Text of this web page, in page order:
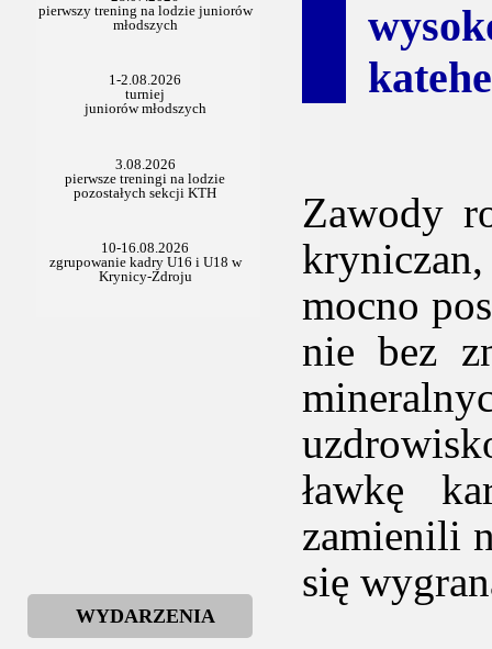
WYDARZENIA
Zawody
mocno
nie bez
ławkę
zamienili
się